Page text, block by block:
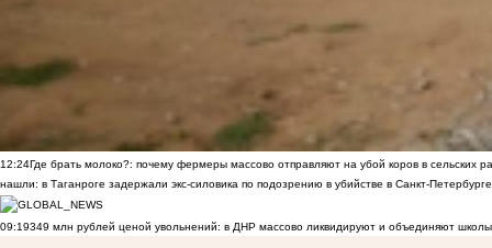
12:24Где брать молоко?: почему фермеры массово отправляют на убой коров в сельских
нашли: в Таганроге задержали экс-силовика по подозрению в убийстве в Санкт-Петербурге
09:19349 млн рублей ценой увольнений: в ДНР массово ликвидируют и объединяют